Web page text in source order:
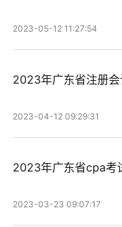
2023-05-12 11:27:54
2023年广东省注册
2023-04-12 09:29:31
2023年广东省cpa考
2023-03-23 09:07:17